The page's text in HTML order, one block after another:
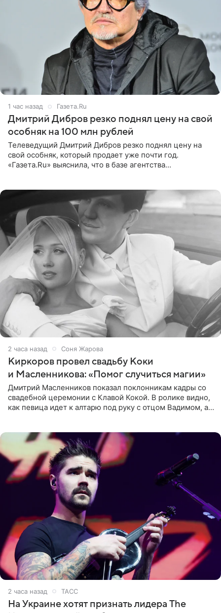
1 час назад Газета.Ru
Дмитрий Дибров резко поднял цену на свой
особняк на 100 млн рублей
Телеведущий Дмитрий Дибров резко поднял цену на
свой особняк, который продает уже почти год.
«Газета.Ru» выяснила, что в базе агентства
2 часа назад Соня Жарова
Киркоров провел свадьбу Коки
и Масленникова: «Помог случиться магии»
Дмитрий Масленников показал поклонникам кадры со
свадебной церемонии с Клавой Кокой. В ролике видно,
как певица идет к алтарю под руку с отцом Вадимом, а у
2 часа назад ТАСС
На Украине хотят признать лидера The